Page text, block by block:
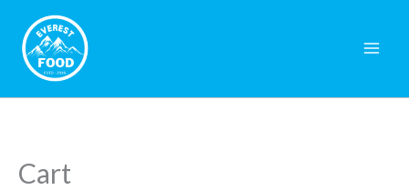
indholdet
Cart